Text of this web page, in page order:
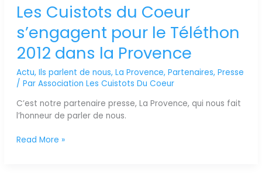
Les Cuistots du Coeur
s’engagent pour le Téléthon
2012 dans la Provence
Actu, Ils parlent de nous, La Provence, Partenaires, Presse
/ Par Association Les Cuistots Du Coeur
C’est notre partenaire presse, La Provence, qui nous fait
l’honneur de parler de nous.
Les
Cuistots
du
Coeur
s’engagent
pour
le
2012
dans
Provence
Read More »